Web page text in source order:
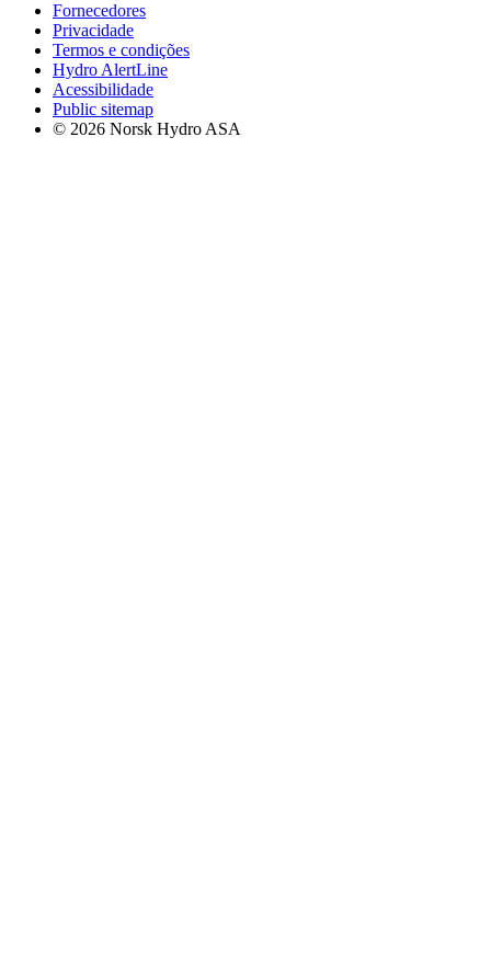
Fornecedores
Privacidade
Termos e condições
Hydro AlertLine
Acessibilidade
Public sitemap
© 2026 Norsk Hydro ASA